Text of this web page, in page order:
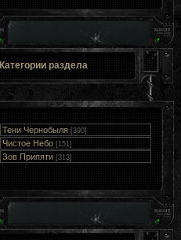
Категории раздела
Тени Чернобыля [390]
Чистое Небо [151]
Зов Припяти [313]